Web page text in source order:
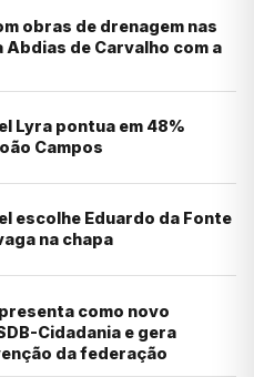
obras de drenagem nas
Abdias de Carvalho com a
Lyra pontua em 48%
Campos
escolhe Eduardo da Fonte
na chapa
como novo
Cidadania e gera
da federação